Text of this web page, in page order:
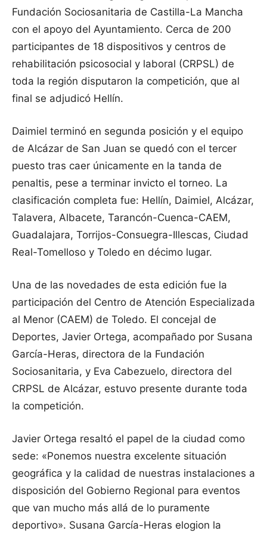
Fundación Sociosanitaria de Castilla-La Mancha
con el apoyo del Ayuntamiento. Cerca de 200
participantes de 18 dispositivos y centros de
rehabilitación psicosocial y laboral (CRPSL) de
toda la región disputaron la competición, que al
final se adjudicó Hellín.
Daimiel terminó en segunda posición y el equipo
de Alcázar de San Juan se quedó con el tercer
puesto tras caer únicamente en la tanda de
penaltis, pese a terminar invicto el torneo. La
clasificación completa fue: Hellín, Daimiel, Alcázar,
Talavera, Albacete, Tarancón-Cuenca-CAEM,
Guadalajara, Torrijos-Consuegra-Illescas, Ciudad
Real-Tomelloso y Toledo en décimo lugar.
Una de las novedades de esta edición fue la
participación del Centro de Atención Especializada
al Menor (CAEM) de Toledo. El concejal de
Deportes, Javier Ortega, acompañado por Susana
García-Heras, directora de la Fundación
Sociosanitaria, y Eva Cabezuelo, directora del
CRPSL de Alcázar, estuvo presente durante toda
la competición.
Javier Ortega resaltó el papel de la ciudad como
sede: «Ponemos nuestra excelente situación
geográfica y la calidad de nuestras instalaciones a
disposición del Gobierno Regional para eventos
que van mucho más allá de lo puramente
deportivo». Susana García-Heras elogion la